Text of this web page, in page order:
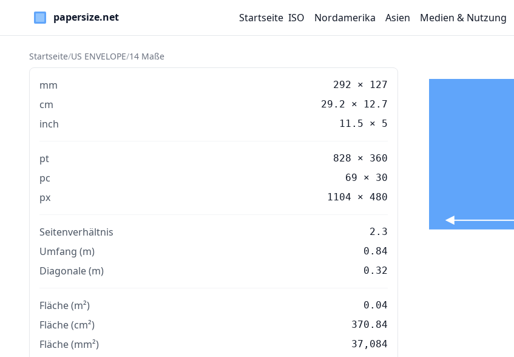
Paper Sizes Startseite ISO Nordamerika Asien Medien & Nutzung
Startseite/US ENVELOPE/14 Maße
mm 292 × 127
cm 29.2 × 12.7
inch 11.5 × 5
pt 828 × 360
pc 69 × 30
px 1104 × 480
Seitenverhältnis 2.3
Umfang (m) 0.84
Diagonale (m) 0.32
Fläche (m²) 0.04
Fläche (cm²) 370.84
Fläche (mm²) 37,084